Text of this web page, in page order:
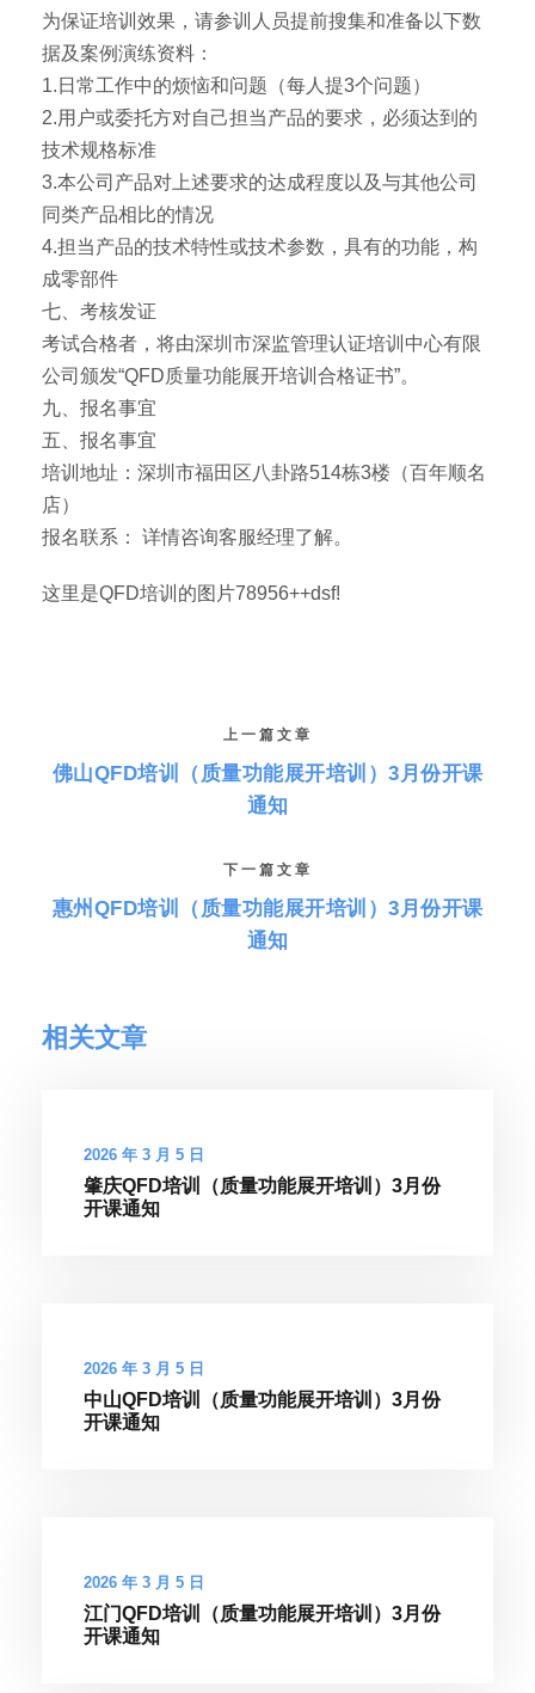
为保证培训效果，请参训人员提前搜集和准备以下数
据及案例演练资料：
1.日常工作中的烦恼和问题（每人提3个问题）
2.用户或委托方对自己担当产品的要求，必须达到的
技术规格标准
3.本公司产品对上述要求的达成程度以及与其他公司
同类产品相比的情况
4.担当产品的技术特性或技术参数，具有的功能，构
成零部件
七、考核发证
考试合格者，将由深圳市深监管理认证培训中心有限
公司颁发“QFD质量功能展开培训合格证书”。
九、报名事宜
五、报名事宜
培训地址：深圳市福田区八卦路514栋3楼（百年顺名
店）
报名联系： 详情咨询客服经理了解。
这里是QFD培训的图片78956++dsf!
上一篇文章
佛山QFD培训（质量功能展开培训）3月份开课
通知
下一篇文章
惠州QFD培训（质量功能展开培训）3月份开课
通知
相关文章
2026 年 3 月 5 日
肇庆QFD培训（质量功能展开培训）3月份
开课通知
2026 年 3 月 5 日
中山QFD培训（质量功能展开培训）3月份
开课通知
2026 年 3 月 5 日
江门QFD培训（质量功能展开培训）3月份
开课通知